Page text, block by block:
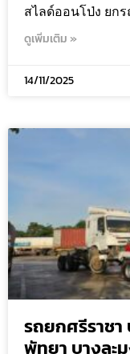
สไลด์ออนโป่ง ยก
ดูเพิ่มเติม »
14/11/2025
รถยกศรีราชา
พัทยา บางละ